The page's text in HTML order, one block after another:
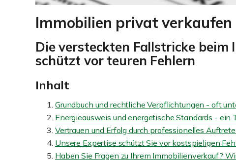
Immobilien privat
Die versteckten Fallstricke
schützt vor teuren Fehlern
Inhalt
Grundbuch und rechtliche Verpflichtungen - oft
Energieausweis und energetische Standards - ein
Vertrauen und Erfolg durch professionelles
Unsere Expertise schützt Sie vor kostspieligen
Haben Sie Fragen zu Ihrem Immobilienverkauf?